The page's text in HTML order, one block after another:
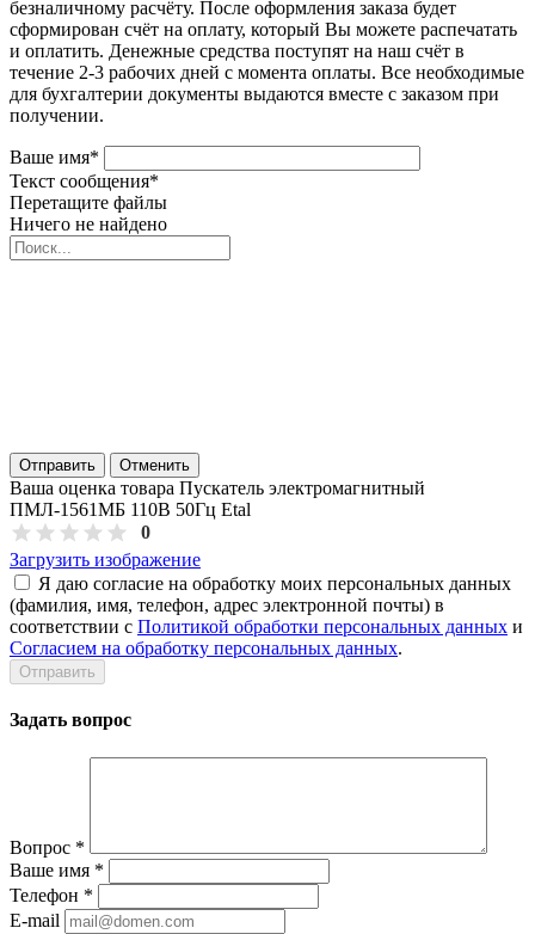
безналичному расчёту. После оформления заказа будет
сформирован счёт на оплату, который Вы можете распечатать
и оплатить. Денежные средства поступят на наш счёт в
течение 2-3 рабочих дней с момента оплаты. Все необходимые
для бухгалтерии документы выдаются вместе с заказом при
получении.
Ваше имя*
Текст сообщения*
Перетащите файлы
Ничего не найдено
Отправить Отменить
Ваша оценка товара Пускатель электромагнитный
ПМЛ-1561МБ 110В 50Гц Etal
0
Загрузить изображение
Я даю согласие на обработку моих персональных данных
(фамилия, имя, телефон, адрес электронной почты) в
соответствии с Политикой обработки персональных данных и
Согласием на обработку персональных данных.
Задать вопрос
Вопрос *
Ваше имя *
Телефон *
E-mail